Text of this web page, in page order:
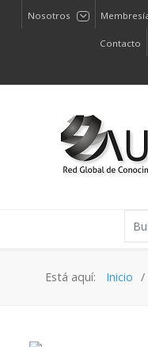
Nosotros
Contacto
Está aquí: Inicio